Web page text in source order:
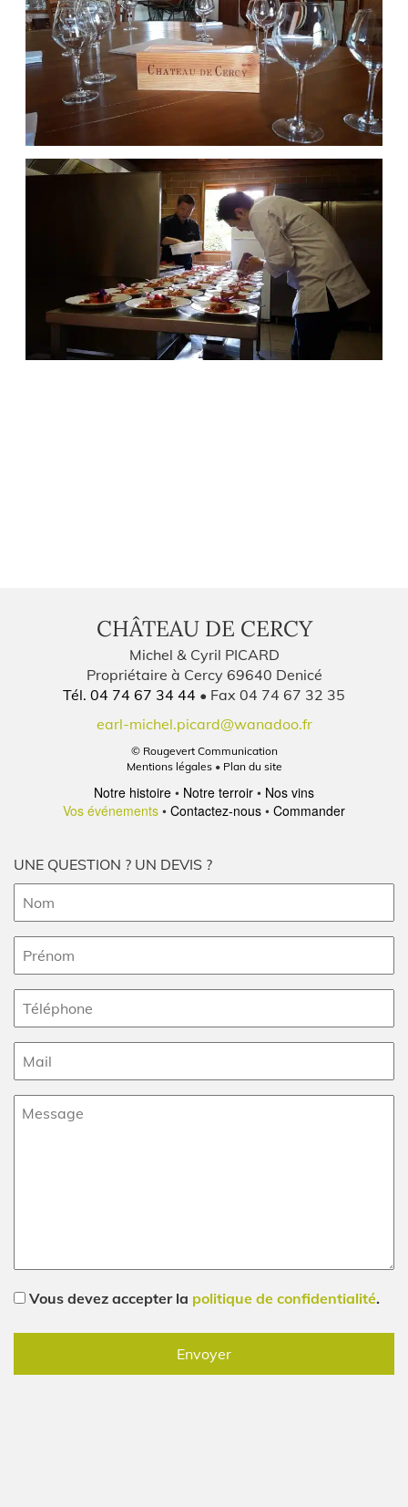
CHÂTEAU DE CERCY
Michel & Cyril PICARD
Propriétaire à Cercy 69640 Denicé
Tél. 04 74 67 34 44 • Fax 04 74 67 32 35
earl-michel.picard@wanadoo.fr
© Rougevert Communication
Mentions légales• Plan du site
Notre histoire Notre terroir
Nos vins
Vos événements
Contactez-nous Commander
UNE QUESTION ? UN DEVIS ?
(Nécessaire)
Prénom
(Nécessaire)
Téléphone
(Nécessaire)
mail
(Nécessaire)
Message
(Nécessaire)
RGPD
Vous devez accepter la politique de confidentialité.